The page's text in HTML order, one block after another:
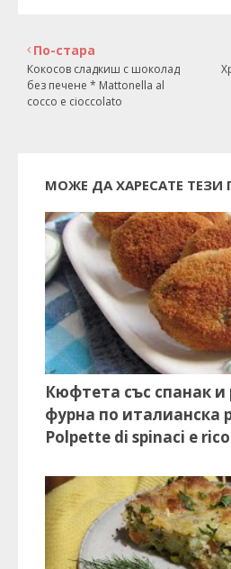
По-стара
Кокосов сладкиш с шоколад
без печене * Mattonella al
cocco e cioccolato
МОЖЕ ДА ХАРЕСАТЕ
Кюфтета със спанак и
фурна по италианска
Polpette di spinaci e